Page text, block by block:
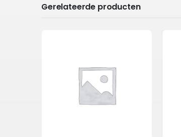
Gerelateerde producten